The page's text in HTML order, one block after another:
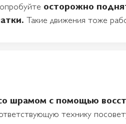
осторожно
Такие движения тоже
шрамом с помощью
технику